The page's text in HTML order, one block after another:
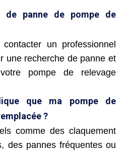
de panne de pompe de
un professionnel
une recherche de panne et
pompe de relevage
que ma pompe de
?
comme des claquement
des pannes fréquentes ou